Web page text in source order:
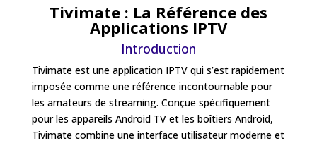
Tivimate : La Référence des
Applications IPTV
Introduction
Tivimate est une application IPTV qui s’est rapidement
imposée comme une référence incontournable pour
les amateurs de streaming. Conçue spécifiquement
pour les appareils Android TV et les boîtiers Android,
Tivimate combine une interface utilisateur moderne et